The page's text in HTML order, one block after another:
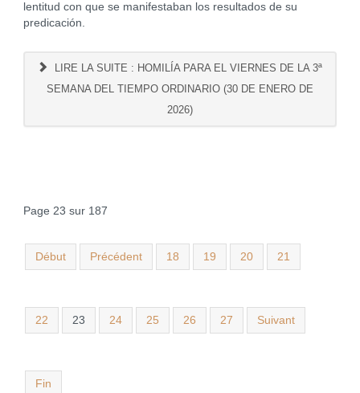
lentitud con que se manifestaban los resultados de su
predicación.
LIRE LA SUITE : HOMILÍA PARA EL VIERNES DE LA 3ª
SEMANA DEL TIEMPO ORDINARIO (30 DE ENERO DE
2026)
Page 23 sur 187
Début Précédent 18 19 20 21
22 23 24 25 26 27 Suivant
Fin